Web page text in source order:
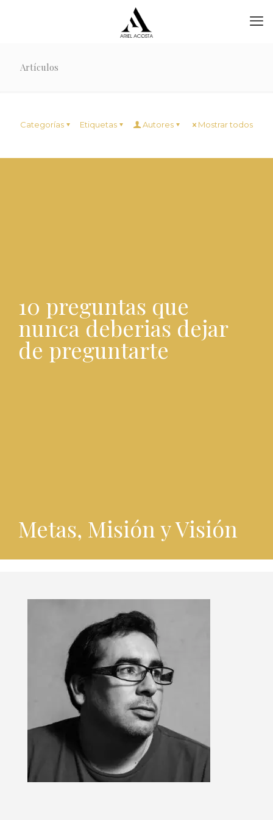
Artículos
Categorías Etiquetas Autores Mostrar todos
10 preguntas que
nunca deberias dejar
de preguntarte
Metas, Misión y Visión